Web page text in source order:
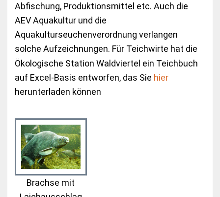
Abfischung, Produktionsmittel etc. Auch die
AEV Aquakultur und die
Aquakulturseuchenverordnung verlangen
solche Aufzeichnungen. Für Teichwirte hat die
Ökologische Station Waldviertel ein Teichbuch
auf Excel-Basis entworfen, das Sie hier
herunterladen können
Brachse mit